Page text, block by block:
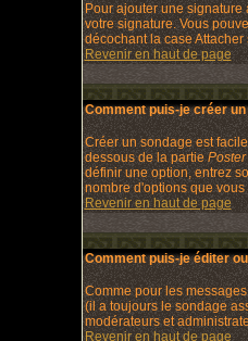
Pour ajouter une
votre signature. Vous
décochant la case
Revenir en haut de page
Comment puis-je créer un
Créer un sondage est
dessous de la partie
définir une option, entrez
nombre d'options que
Revenir en haut de page
Comment puis-je éditer
Comme pour les
(il a toujours le sondage
modérateurs et
Revenir en haut de page